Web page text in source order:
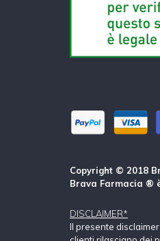
Copyright © 2018
Brava Farmacia ®
DISCLAIMER*
Il presente